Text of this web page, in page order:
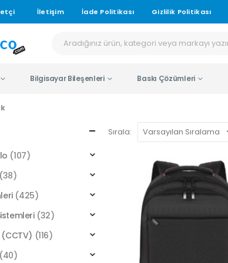
İletişim İade Politikası Gizlilik Politikası
Bilgisayar Bileşenleri Baskı Çözümleri
Sırala:
(107)
(38)
(425)
(32)
(116)
(40)